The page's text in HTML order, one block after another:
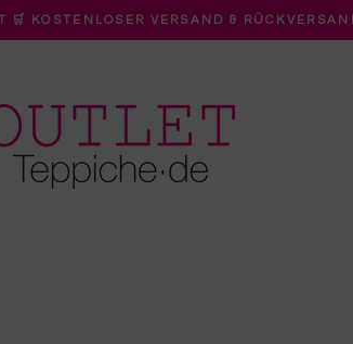
Pause
🛒 KOSTENLOSER VERSAND &